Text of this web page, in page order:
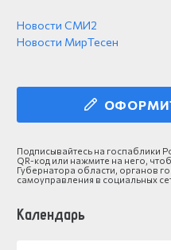
Новости СМИ2
Новости МирТесен
Подписывайтесь на госпаблики
QR-код или нажмите на него,
Губернатора области, органов
самоуправления в социальных
Календарь